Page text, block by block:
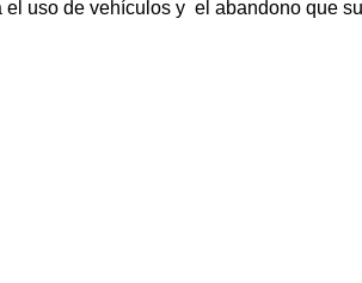
el uso de vehículos y el abandono que